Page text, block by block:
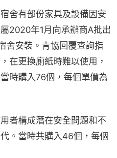
舍有部份家具及設備因安
2020年1月向承辦商A批出
舍安裝。青協回覆查詢指
在更換廁紙時難以使用，
時購入76個，每個單價為
者構成潛在安全問題和不
。當時共購入46個，每個